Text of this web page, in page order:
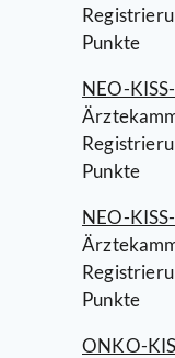
Punkte
NEO-
Punkte
NEO-
Punkte
ONKO-